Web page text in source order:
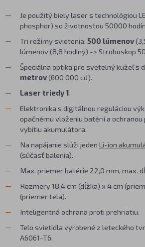
Je použitý biely laser s technológiou
phosphor) so životnosťou 50000
Tri režimy svietenia: 500 lúmenov
lúmenov (8,8 hodiny) -> Stroboskop
Špeciálna optika pre svetelný kužeľ s
metrov(600 000 cd).
Laser triedy 1.
Elektronika s digitálnou reguláciou
opačnému vloženiu batérií a
vybitiu akumulátora.
Na napájanie slúži jeden Li-ion
(súčasť balenia).
Max. priemer batérie 22,0 mm, max.
Rozmery 18,4 cm (dĺžka) x 4 cm
(priemer tela).
Inteligentná ochrana proti prehriatiu.
Telo svietidla vyrobené z leteckého
A6061-T6.